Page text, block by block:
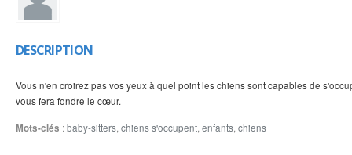
DESCRIPTION
Vous n'en croirez pas vos yeux à quel point les chiens sont capables de
vous fera fondre le cœur.
Mots-clés :baby-sitters, chiens s'occupent, enfants, chiens